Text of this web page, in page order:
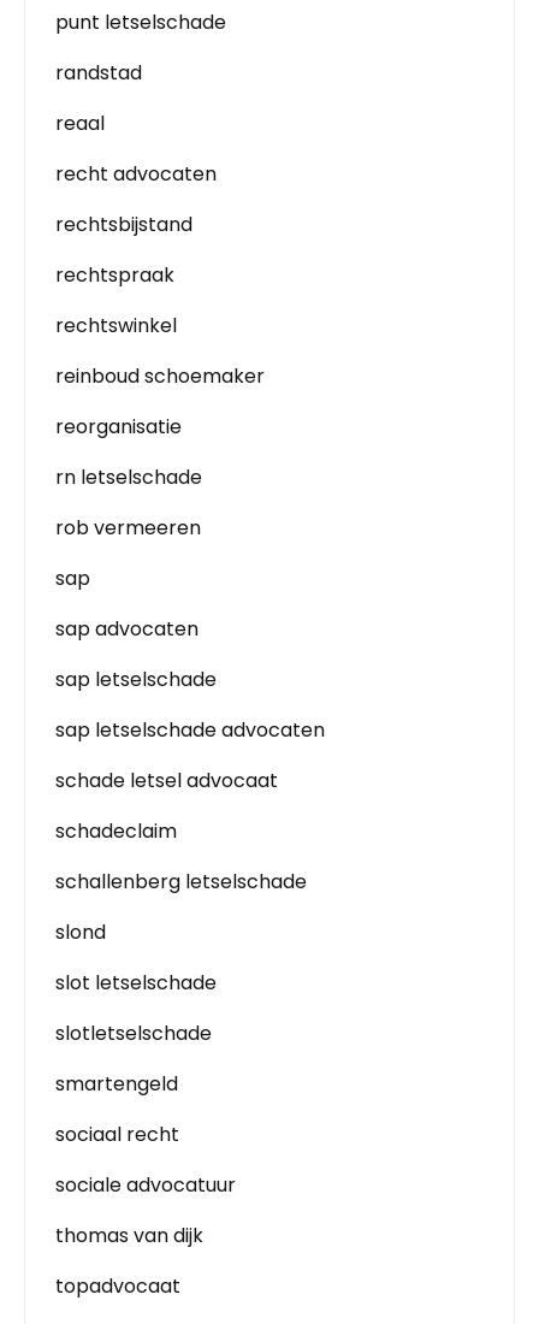
punt letselschade
randstad
reaal
recht advocaten
rechtsbijstand
rechtspraak
rechtswinkel
reinboud schoemaker
reorganisatie
rn letselschade
rob vermeeren
sap
sap advocaten
sap letselschade
sap letselschade advocaten
schade letsel advocaat
schadeclaim
schallenberg letselschade
slond
slot letselschade
slotletselschade
smartengeld
sociaal recht
sociale advocatuur
thomas van dijk
topadvocaat